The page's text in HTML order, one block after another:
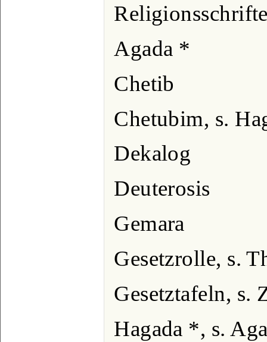
Agada *
Chetib
Chetubim, s.
Dekalog
Deuterosis
Gemara
Gesetzrolle, s.
Gesetztafeln, s.
Hagada *, s.